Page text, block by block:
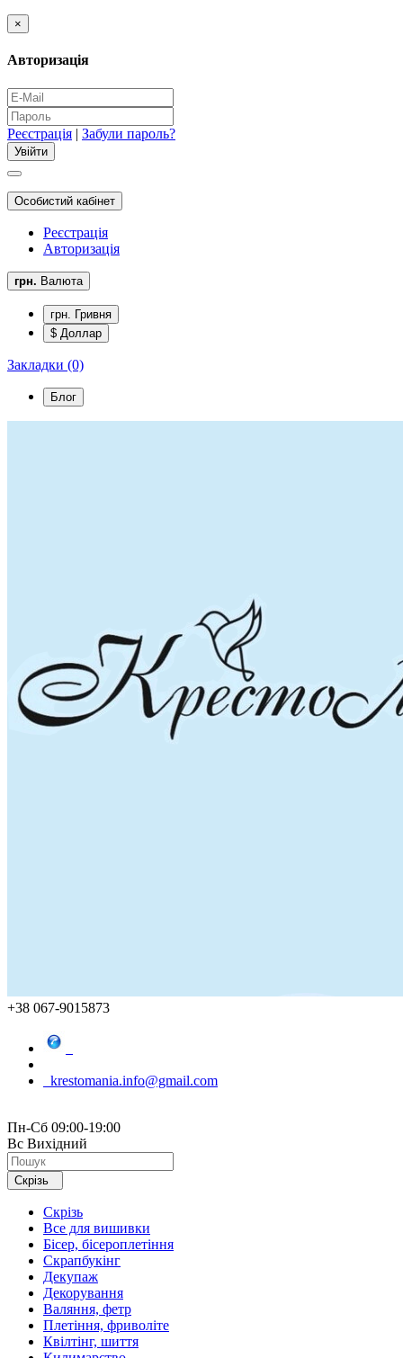
×
Авторизація
Реєстрація | Забули пароль?
Особистий кабінет
Реєстрація
Авторизація
грн. Валюта
грн. Гривня
$ Доллар
Закладки (0)
Блог
+38 067-9015873
krestomania.info@gmail.com
Пн-Сб 09:00-19:00
Вс Вихідний
Скрізь
Скрізь
Все для вишивки
Бісер, бісероплетіння
Скрапбукінг
Декупаж
Декорування
Валяння, фетр
Плетіння, фриволіте
Квілтінг, шиття